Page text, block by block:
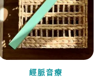
經脈音療